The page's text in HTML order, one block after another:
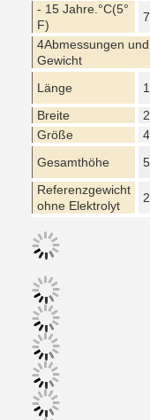
- 15 Jahre. °C(5°
F)
4Abmessungen und
Gewicht
Länge
Breite
Größe
Gesamthöhe
Referenzgewicht
ohne Elektrolyt